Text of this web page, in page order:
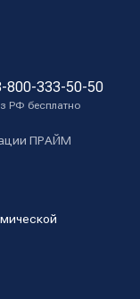
800-333-50-50
РФ бесплатно
ПРАЙМ